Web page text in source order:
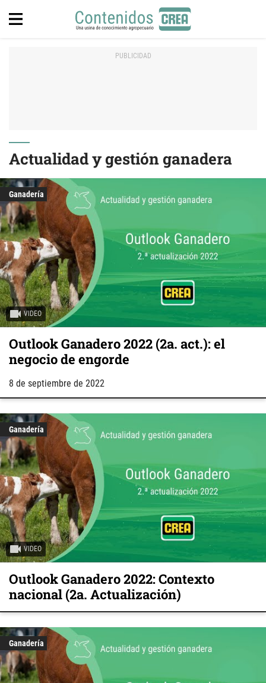
Actualidad y gestión ganadera
VIDEO
Ganadería
Outlook Ganadero 2022 (2a. act.): el
negocio de engorde
8 de septiembre de 2022
VIDEO
Ganadería
Outlook Ganadero 2022: Contexto
nacional (2a. Actualización)
Ganadería